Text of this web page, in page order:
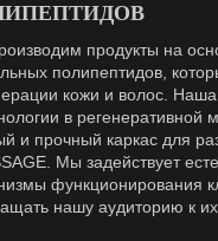
продукты на
полипептидов,
кожи и волос.
в
и прочный каркас для
Мы задействует
функционирования
нашу аудиторию к